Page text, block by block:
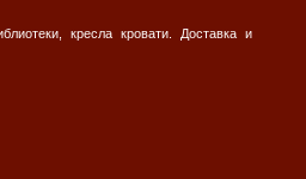
кресла кровати. Доставка и